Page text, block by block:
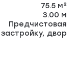
75.5 м²
3.00 м
Предчистовая
двор